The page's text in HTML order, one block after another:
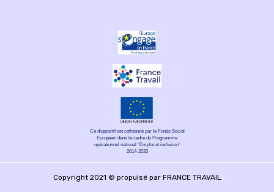
Ce dispositif est cofinancé par le Fonds Social
Européen dans le cadre du Programme
opérationnel national "Emploi et inclusion"
2014-2020
Copyright 2021 © propulsé par FRANCE TRAVAIL